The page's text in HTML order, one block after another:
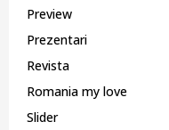
Preview
Prezentari
Revista
Romania my love
Slider